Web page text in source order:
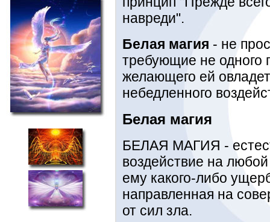
навреди".
Белая магия - не
требующие не одного
желающего ей
небедленного
Белая магия
БЕЛАЯ МАГИЯ -
воздействие на
ему какого-либо
направленная на
от сил зла.